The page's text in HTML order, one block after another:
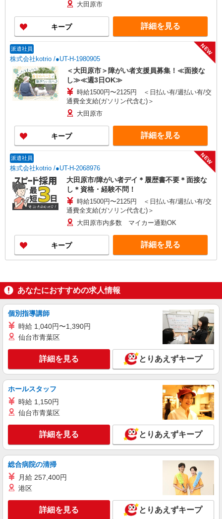
大田原市
キープ 詳細を見る
派遣社員
株式会社kotrio /●UT-H-1980905
NEW
＜大田原市＞障がい者支援員募集！≪面接な
し≫≪週3日OK≫
時給1500円〜2125円 ＜日払い有/週払い有/交
通費全支給(ガソリン代含む)＞
大田原市
キープ 詳細を見る
派遣社員
株式会社kotrio /●UT-H-2068976
NEW
大田原市/障がい者デイ＊履歴書不要＊面接な
し＊資格・経験不問！
時給1500円〜2125円 ＜日払い有/週払い有/交
通費全支給(ガソリン代含む)＞
大田原市内多数 マイカー通勤OK
キープ 詳細を見る
あなたにおすすめの求人情報
個別指導講師
時給 1,040円〜1,390円
仙台市青葉区
詳細を見る とりあえずキープ
ホールスタッフ
時給 1,150円
仙台市青葉区
詳細を見る とりあえずキープ
総合病院の清掃
月給 257,400円
港区
詳細を見る とりあえずキープ